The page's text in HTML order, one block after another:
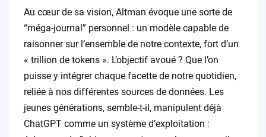
Au cœur de sa vision, Altman évoque une sorte de
“méga-journal” personnel : un modèle capable de
raisonner sur l’ensemble de notre contexte, fort d’un
« trillion de tokens ». L’objectif avoué ? Que l’on
puisse y intégrer chaque facette de notre quotidien,
reliée à nos différentes sources de données. Les
jeunes générations, semble-t-il, manipulent déjà
ChatGPT comme un système d’exploitation :